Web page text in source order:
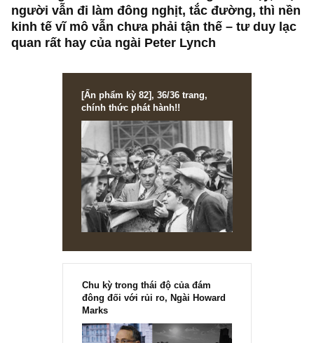
NEWS, TECH & QUOTES
Châm ngôn đầu tư: Nếu mỗi sáng thức dậy,
người vẫn đi làm đông nghịt, tắc đường, thì
quan rất hay của ngài Peter Lynch
[Ấn phẩm kỳ 82], 36/36 trang,
chính thức phát hành!!